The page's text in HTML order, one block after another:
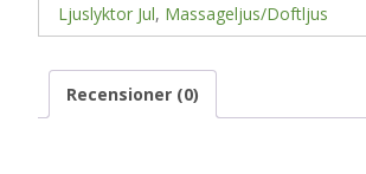
Ljuslyktor Jul, Massageljus/Doftljus
Recensioner (0)